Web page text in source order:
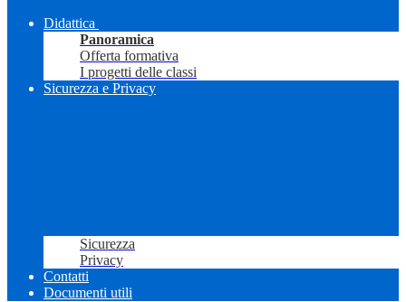
Didattica
Panoramica
Offerta formativa
I progetti delle classi
Sicurezza e Privacy
Sicurezza
Privacy
Contatti
Documenti utili